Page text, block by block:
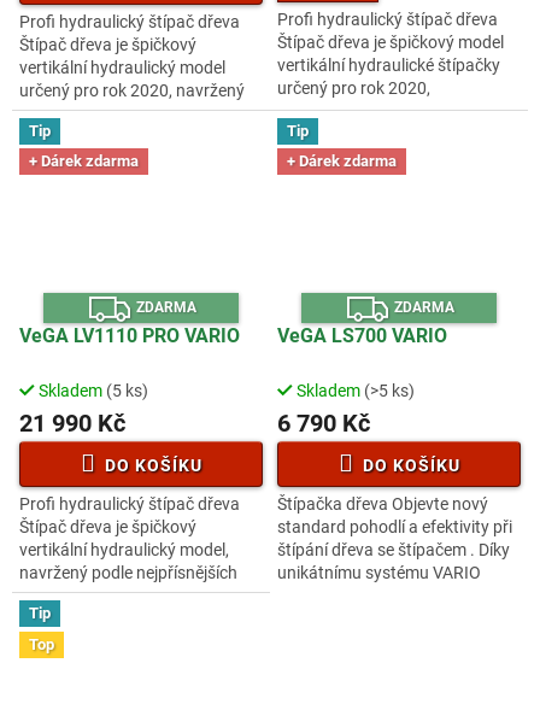
Profi hydraulický štípač dřeva
Štípač dřeva je špičkový
vertikální hydraulický model
určený pro rok 2020, navržený
podle nejpřísnějších
bezpečnostních norem EU.
Tento...
Profi hydraulický štípač dřeva
Štípač dřeva je špičkový model
vertikální hydraulické štípačky
určený pro rok 2020,
konstruovaný podle
nejpřísnějších bezpečnostních
norem EU....
Tip
+ Dárek zdarma
Z
D
A
M
A
ZDARMA
VeGA LV1110 PRO VARIO
Průměrné
hodnocení
produktu
4,0
z
5
hvězdiček.
Skladem (5 ks)
21 990 Kč
DO KOŠÍKU
Profi hydraulický štípač dřeva
Štípač dřeva je špičkový
vertikální hydraulický model,
navržený podle nejpřísnějších
bezpečnostních norem EU.
Tento profesionální stroj zvládne
i...
Tip
+ Dárek zdarma
Z
D
A
M
A
ZDARMA
VeGA LS700 VARIO
Průměrné
hodnocení
produktu
3,1
z
5
hvězdiček.
Skladem (>5 ks)
6 790 Kč
DO KOŠÍKU
Štípačka dřeva Objevte nový
standard pohodlí a efektivity při
štípání dřeva se štípačem . Díky
unikátnímu systému VARIO
Tip
Top